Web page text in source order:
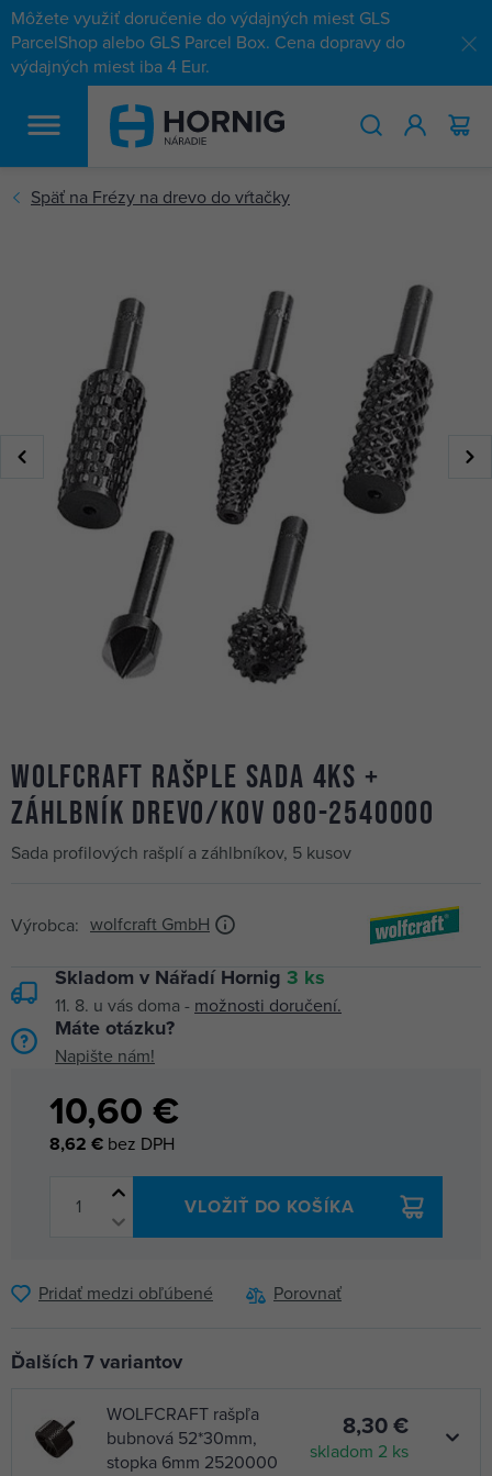
Môžete využiť doručenie do výdajných miest GLS
ParcelShop alebo GLS Parcel Box. Cena dopravy do
výdajných miest iba 4 Eur.
HĽADAŤ
WOLFCRAFT rašple sada 4ks +
záhlbník drevo/kov 080-2540000
Sada profilových rašplí a záhlbníkov, 5 kusov
Výrobca: wolfcraft GmbH
Skladom v Nářadí Hornig 3 ks
11. 8. u vás doma - možnosti doručení.
Máte otázku?
Napište nám!
10,60 €
8,62 € bez DPH
VLOŽIŤ DO KOŠÍKA
Pridať medzi obľúbené Porovnať
Ďalších 7 variantov
WOLFCRAFT rašpľa
bubnová 52*30mm,
stopka 6mm 2520000
8,30 €
skladom 2 ks